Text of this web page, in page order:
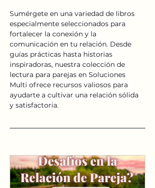
Sumérgete en una variedad de libros
especialmente seleccionados para
fortalecer la conexión y la
comunicación en tu relación. Desde
guías prácticas hasta historias
inspiradoras, nuestra colección de
lectura para parejas en Soluciones
Multi ofrece recursos valiosos para
ayudarte a cultivar una relación sólida
y satisfactoria.